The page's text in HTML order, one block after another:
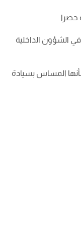
حصرا
في الشؤون الداخلية
المساس بسيادة